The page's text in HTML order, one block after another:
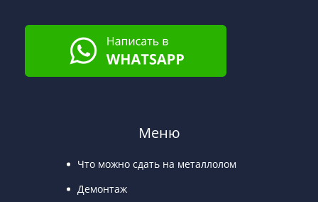
Меню
Что можно сдать на металлолом
Демонтаж